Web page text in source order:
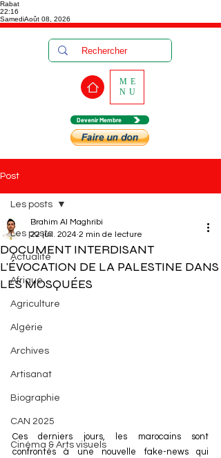
Rabat
22:16
SamediAoût 08, 2026
Devenir Membre
ME
NU
Post
Les posts
Actualité
Afrique
Agriculture
Algérie
Archives
Artisanat
Biographie
CAN 2025
Cinéma & Arts visuels
Les posts
DOCUMENT INTERDISANT
L'ÉVOCATION DE LA PALESTINE DANS
LES MOSQUÉES
Brahim Al Maghribi
22 juil. 2024 2 min de lecture
Ces derniers jours, les marocains sont
confrontés à une nouvelle fake-news qui